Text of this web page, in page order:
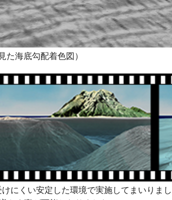
海底勾配着色図）
にくい安定した環境で実施してまいりま